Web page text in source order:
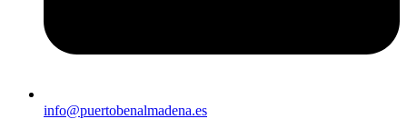
info@puertobenalmadena.es